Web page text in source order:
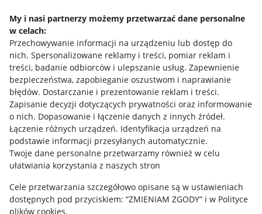
My i nasi partnerzy możemy przetwarzać dane personalne
w celach:
Przechowywanie informacji na urządzeniu lub dostęp do
nich. Spersonalizowane reklamy i treści, pomiar reklam i
treści, badanie odbiorców i ulepszanie usług. Zapewnienie
bezpieczeństwa, zapobieganie oszustwom i naprawianie
błędów. Dostarczanie i prezentowanie reklam i treści.
Zapisanie decyzji dotyczących prywatności oraz informowanie
o nich. Dopasowanie i łączenie danych z innych źródeł.
Łączenie różnych urządzeń. Identyfikacja urządzeń na
podstawie informacji przesyłanych automatycznie.
Twoje dane personalne przetwarzamy również w celu
ułatwiania korzystania z naszych stron
Cele przetwarzania szczegółowo opisane są w ustawieniach
dostępnych pod przyciskiem: “ZMIENIAM ZGODY” i w Polityce
plików cookies.
Allegro Gadane dla sprzedających
Allegro Gadane dla kupujących
Mapa miejscowości
Informacje prawne
Regulamin
Polityka plików "cookies"
Ustawienia plików "cookies"
Udostępnianie lokalizacji
Informacje dla Aktu o Usługach Cyfrowych